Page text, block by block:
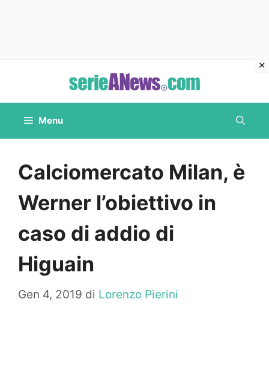
contenuto
Menu
Calciomercato Milan, è
Werner l’obiettivo in
caso di addio di
Higuain
Gen 4, 2019 di Lorenzo Pierini